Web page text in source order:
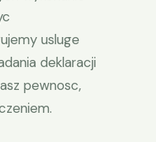
usluge
deklaracji
pewnosc,